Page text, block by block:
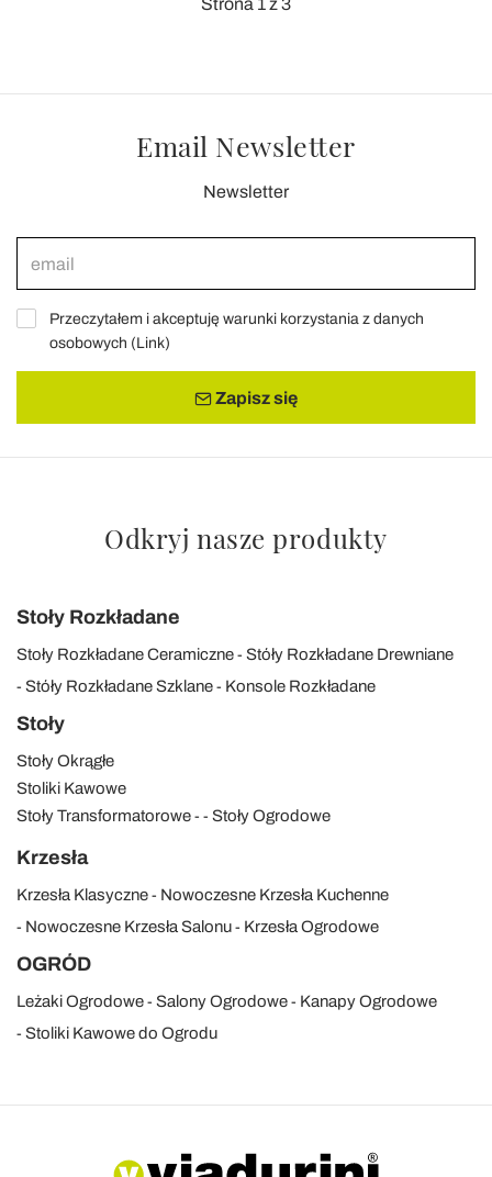
Strona 1 z 3
Email Newsletter
Newsletter
Przeczytałem i akceptuję warunki korzystania z danych
osobowych (Link)
Zapisz się
Odkryj nasze produkty
Stoły Rozkładane
Stoły Rozkładane Ceramiczne
Stóły Rozkładane Drewniane
Stóły Rozkładane Szklane
Konsole Rozkładane
Stoły
Stoły Okrągłe
Stoliki Kawowe
Stoły Transformatorowe
Stoły Ogrodowe
Krzesła
Krzesła Klasyczne
Nowoczesne Krzesła Kuchenne
Nowoczesne Krzesła Salonu
Krzesła Ogrodowe
OGRÓD
Leżaki Ogrodowe Salony Ogrodowe
Kanapy Ogrodowe
Stoliki Kawowe do Ogrodu